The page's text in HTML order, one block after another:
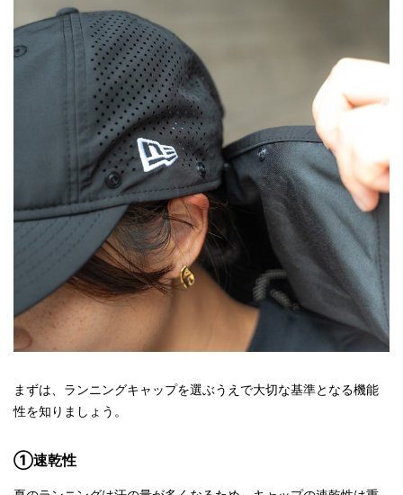
まずは、ランニングキャップを選ぶうえで大切な基準となる機能
性を知りましょう。
①速乾性